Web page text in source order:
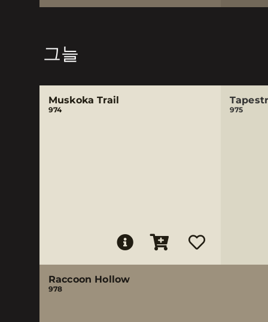
그늘
Muskoka Trail
974 975
Raccoon Hollow
978